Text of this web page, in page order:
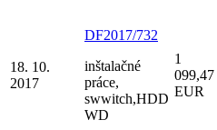
18. 10.
2017
DF2017/732
inštalačné
práce,
swwitch,HDD
WD
1
099,47
EUR